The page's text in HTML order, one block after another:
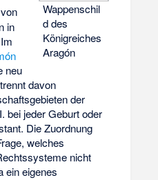
Wappenschil
d des
Königreiches
Aragón
in
neu
davon
der
bei jeder Geburt oder
Die Zuordnung
welches
nicht
ein eigenes